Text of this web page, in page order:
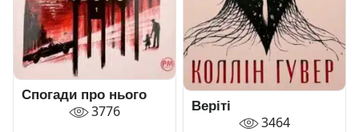
Спогади про нього
3776 Веріті
3464